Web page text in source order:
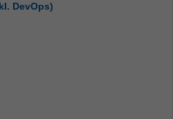
DevOps)